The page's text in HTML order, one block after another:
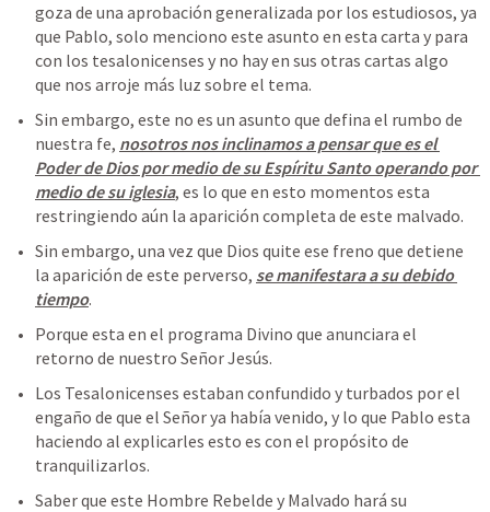
goza de una aprobación generalizada por los estudiosos, ya
que Pablo, solo menciono este asunto en esta carta y para
con los tesalonicenses y no hay en sus otras cartas algo
que nos arroje más luz sobre el tema.
Sin embargo, este no es un asunto que defina el rumbo de
nuestra fe, nosotros nos inclinamos a pensar que es el
Poder de Dios por medio de su Espíritu Santo operando por
medio de su iglesia, es lo que en esto momentos esta
restringiendo aún la aparición completa de este malvado.
Sin embargo, una vez que Dios quite ese freno que detiene
la aparición de este perverso, se manifestara a su debido
tiempo.
Porque esta en el programa Divino que anunciara el
retorno de nuestro Señor Jesús.
Los Tesalonicenses estaban confundido y turbados por el
engaño de que el Señor ya había venido, y lo que Pablo esta
haciendo al explicarles esto es con el propósito de
tranquilizarlos.
Saber que este Hombre Rebelde y Malvado hará su